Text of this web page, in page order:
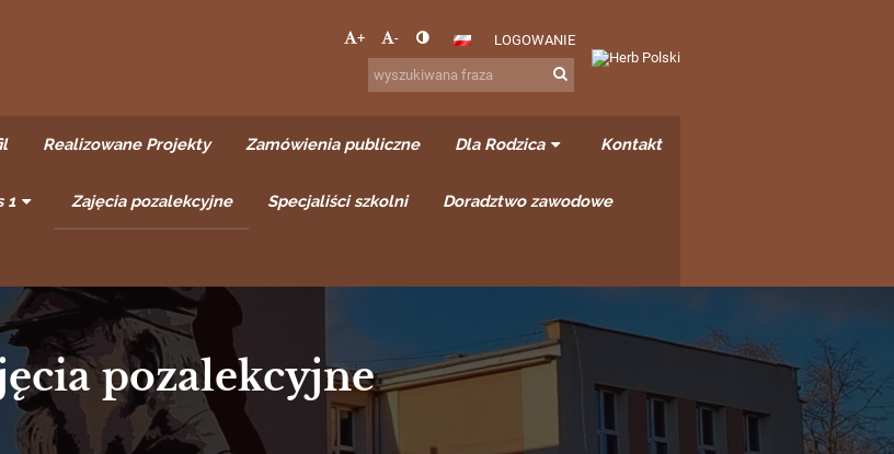
+ - LOGOWANIE
Realizowane Projekty Zamówienia publiczne Dla Rodzica Kontakt
1 Zajęcia pozalekcyjne Specjaliści szkolni Doradztwo zawodowe
pozalekcyjne